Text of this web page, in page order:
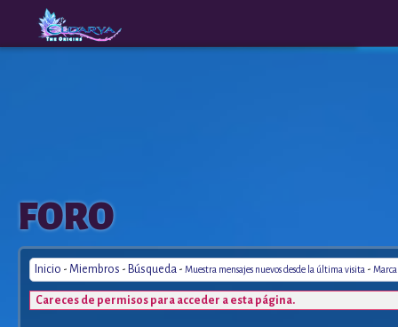
The
Origins
FORO
Inicio - Miembros - Búsqueda - Muestra mensajes nuevos desde la última visita - Marca
Careces de permisos para acceder a esta página.